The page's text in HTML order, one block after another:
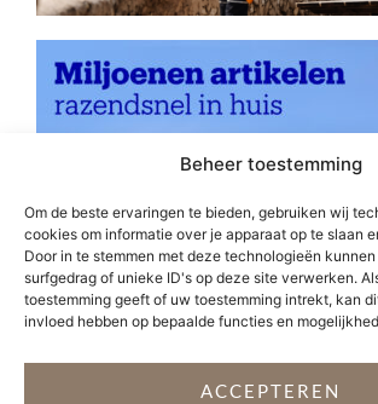
Beheer toestemming
Om de beste ervaringen te bieden, gebruiken wij
cookies om informatie over je apparaat op te slaan
Door in te stemmen met deze technologieën
surfgedrag of unieke ID's op deze site verwerken.
toestemming geeft of uw toestemming intrekt, kan
invloed hebben op bepaalde functies en
ACCEPTEREN